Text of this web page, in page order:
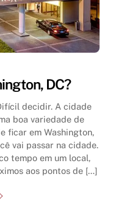
DC?
decidir. A cidade
boa variedade de
ficar em Washington,
vai passar na cidade.
tempo em um local,
aos pontos de […]